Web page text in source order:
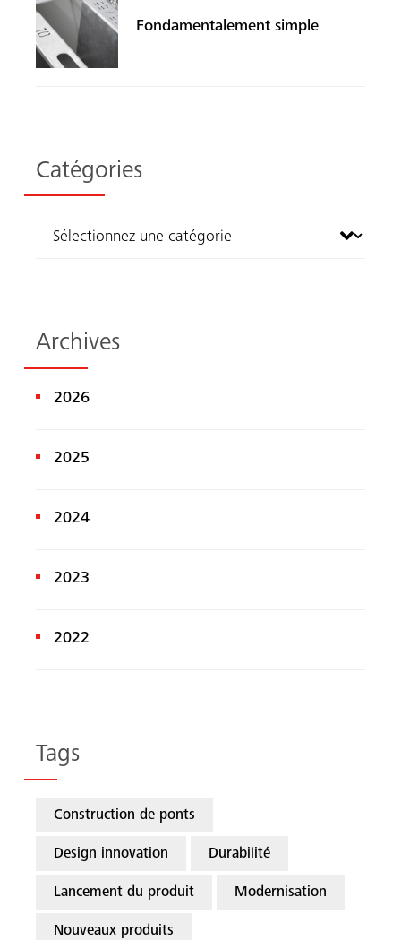
Fondamentalement simple
Catégories
Archives
2026
2025
2024
2023
2022
Tags
Construction de ponts
Design innovation Durabilité
Lancement du produit Modernisation
Nouveaux produits